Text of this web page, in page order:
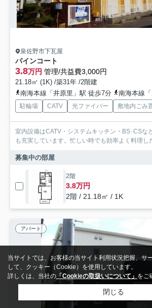
泉佐野市下瓦屋
パインコート
3.8万円 管理/共益費3,000円
21.18㎡ (1K) /築31年 /2階建
南海本線「井原里」駅 徒歩7分
南海本線「
駐輪場 CATV 光ファイバー 敷地内ごみ
室内設備はCATV・システムキッチン・BS･CSな
も充実しています。忙しい時でも効率よく料理し
募集中の部屋
2階
3.8万円
2階 / 21.18㎡ / 1K
アパート
当サイトでは、お客様の当サイト利用状況把握、サ
して、クッキー（Cookie）を使用しています。
詳しくは、当社の 「Cookieの取扱いについて」 をご
閉じる